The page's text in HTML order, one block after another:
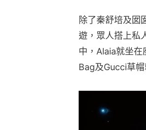
除了秦舒培及囡
遊，眾人搭上私
中，Alaia就坐
Bag及Gucci草帽